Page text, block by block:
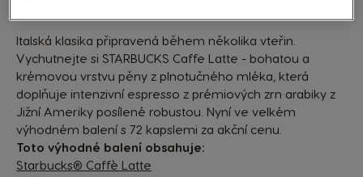
Italská klasika připravená během několika vteřin.
Vychutnejte si STARBUCKS Caffe Latte - bohatou a
krémovou vrstvu pěny z plnotučného mléka, která
doplňuje intenzivní espresso z prémiových zrn arabiky z
Jižní Ameriky posílené robustou. Nyní ve velkém
výhodném balení s 72 kapslemi za akční cenu.
Toto výhodné balení obsahuje:
Starbucks® Caffè Latte